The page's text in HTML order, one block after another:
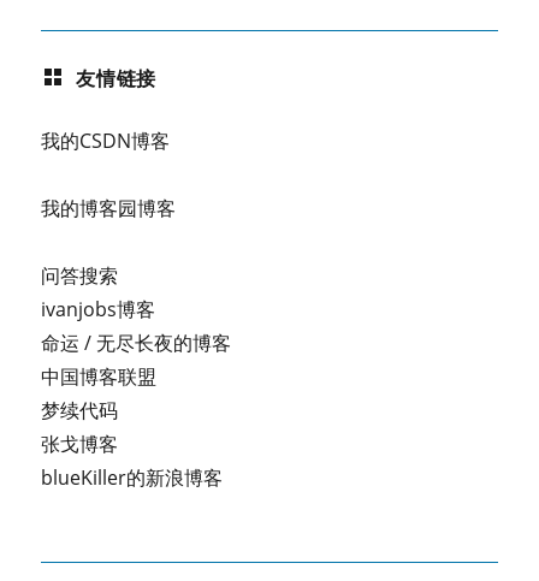
友情链接
我的CSDN博客
我的博客园博客
问答搜索
ivanjobs博客
命运 / 无尽长夜的博客
中国博客联盟
梦续代码
张戈博客
blueKiller的新浪博客